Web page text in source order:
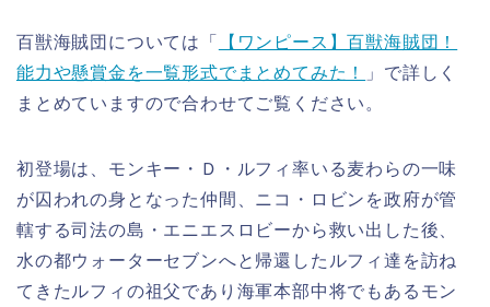
百獣海賊団については「 【ワンピース】百獣海賊団！
能力や懸賞金を一覧形式でまとめてみた！
」で詳しく
まとめていますので合わせてご覧ください。
初登場は、モンキー・Ｄ・ルフィ率いる麦わらの一味
が囚われの身となった仲間、ニコ・ロビンを政府が管
轄する司法の島・エニエスロビーから救い出した後、
水の都ウォーターセブンへと帰還したルフィ達を訪ね
てきたルフィの祖父であり海軍本部中将でもあるモン